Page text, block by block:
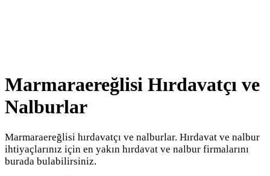
Marmaraereğlisi Hırdavatçı ve
Nalburlar
Marmaraereğlisi hırdavatçı ve nalburlar. Hırdavat ve nalbur
ihtiyaçlarınız için en yakın hırdavat ve nalbur firmalarını
burada bulabilirsiniz.